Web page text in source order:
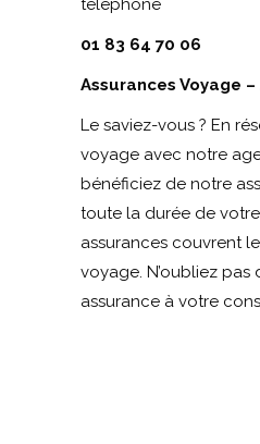
téléphone
01 83 64 70 06
Assurances Voyage
Le saviez-vous ? En
voyage avec notre
bénéficiez de notre
toute la durée de
assurances couvrent
voyage. N’oubliez
assurance à votre